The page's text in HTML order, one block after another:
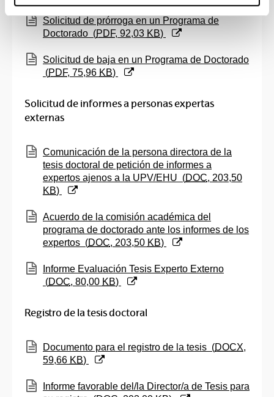
(Abre una nueva ventana)
Solicitud de prórroga en un Programa de
Doctorado (PDF, 92,03 KB)
(Abre una nueva ventana)
Solicitud de baja en un Programa de Doctorado
(PDF, 75,96 KB)
Solicitud de informes a personas expertas
externas
(Abre una nueva ventana)
Comunicación de la persona directora de la
tesis doctoral de petición de informes a
expertos ajenos a la UPV/EHU (DOC, 203,50
KB)
(Abre una nueva ventana)
Acuerdo de la comisión académica del
programa de doctorado ante los informes de los
expertos (DOC, 203,50 KB)
(Abre una nueva ventana)
Informe Evaluación Tesis Experto Externo
(DOC, 80,00 KB)
Registro de la tesis doctoral
(Abre una nueva ventana)
Documento para el registro de la tesis (DOCX,
59,66 KB)
(Abre una nueva ventana)
Informe favorable del/la Director/a de Tesis para